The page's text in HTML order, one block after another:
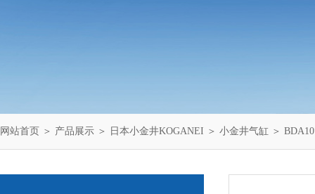
网站首页 ＞ 产品展示 ＞ 日本小金井KOGANEI ＞ 小金井气缸 ＞